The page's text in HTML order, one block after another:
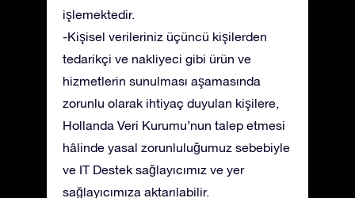
işlemektedir.
-Kişisel verileriniz üçüncü kişilerden
tedarikçi ve nakliyeci gibi ürün ve
hizmetlerin sunulması aşamasında
zorunlu olarak ihtiyaç duyulan kişilere,
Hollanda Veri Kurumu’nun talep etmesi
hâlinde yasal zorunluluğumuz sebebiyle
ve IT Destek sağlayıcımız ve yer
sağlayıcımıza aktarılabilir.